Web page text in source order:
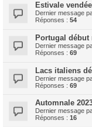
Estivale
Dernier message
Réponses : 54
Portugal début
Dernier message
Réponses : 69
Lacs italiens
Dernier message
Réponses : 69
Automnale
Dernier message
Réponses : 16